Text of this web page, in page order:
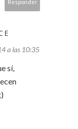
Responder
a las 10:35
sí,